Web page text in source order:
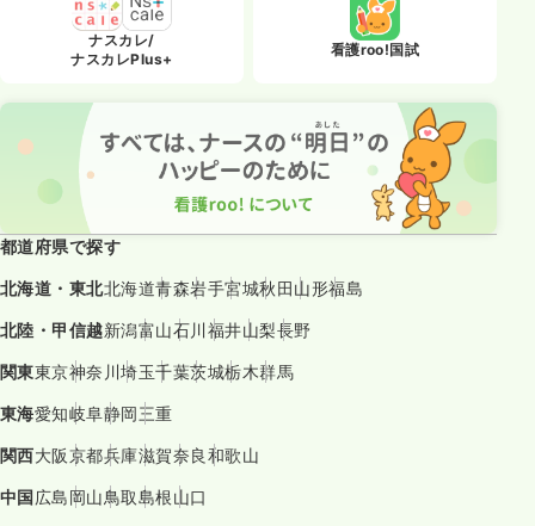
ナスカレ/
ナスカレPlus+
看護roo!国試
都道府県で探す
北海道・東北北海道青森岩手宮城秋田山形福島
北陸・甲信越新潟富山石川福井山梨長野
関東東京神奈川埼玉千葉茨城栃木群馬
東海愛知岐阜静岡三重
関西大阪京都兵庫滋賀奈良和歌山
中国広島岡山鳥取島根山口